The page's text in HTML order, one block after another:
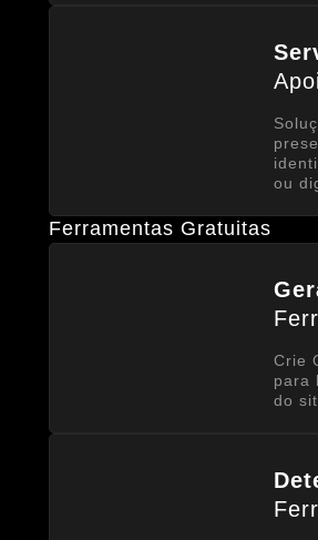
ou
Ferramentas Gratuitas
Crie
para
do